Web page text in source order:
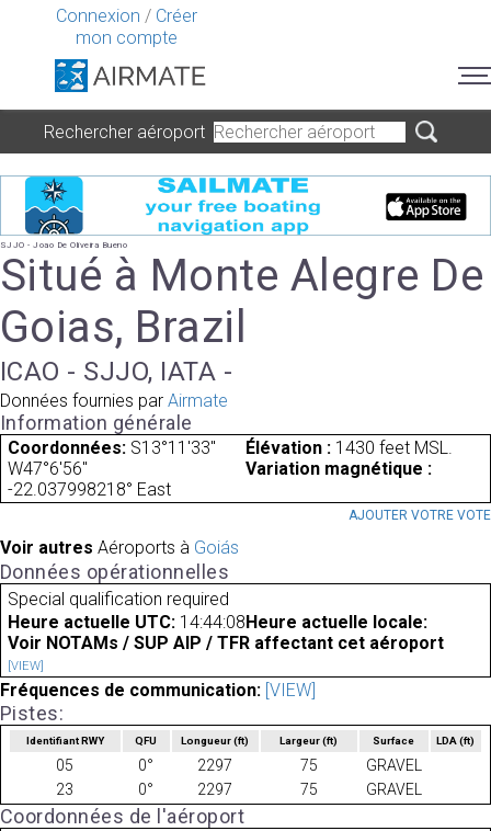
Connexion / Créer
mon compte
Rechercher aéroport
SJJO - Joao De Oliveira Bueno
Situé à Monte Alegre De
Goias, Brazil
ICAO - SJJO, IATA -
Données fournies par Airmate
Information générale
Coordonnées: S13°11'33"
W47°6'56"
Élévation : 1430 feet MSL.
Variation magnétique :
-22.037998218° East
AJOUTER VOTRE VOTE
Voir autres Aéroports à Goiás
Données opérationnelles
Special qualification required
Heure actuelle UTC: 14:44:08 Heure actuelle locale:
Voir NOTAMs / SUP AIP / TFR affectant cet aéroport
[VIEW]
Fréquences de communication: [VIEW]
Pistes:
Identifiant RWY QFU Longueur(ft) Largeur(ft) Surface LDA(ft)
05 0° 2297 75
GRAVEL
23
0° 2297 75 GRAVEL
Coordonnées de l'aéroport